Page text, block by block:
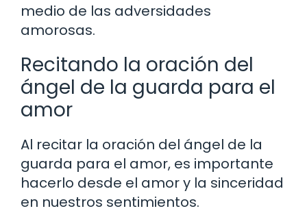
medio de las adversidades
amorosas.
Recitando la oración del
ángel de la guarda para el
amor
Al recitar la oración del ángel de la
guarda para el amor, es importante
hacerlo desde el amor y la sinceridad
en nuestros sentimientos.